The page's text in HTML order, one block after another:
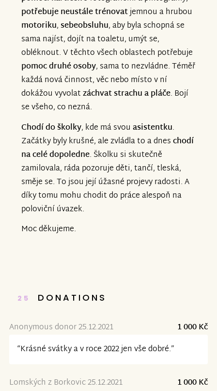
potřebuje neustále trénovatjemnou a hrubou
motoriku,sebeobsluhu, aby byla schopná se
sama najíst, dojít na toaletu, umýt se,
obléknout. V těchto všech oblastech potřebuje
pomoc druhé osoby, sama to nezvládne. Téměř
každá nová činnost, věc nebo místo v ní
dokážou vyvolatzáchvat strachu a pláče. Bojí
se všeho, co nezná.
Chodí do školky, kde má svou asistentku.
Začátky byly krušné, ale zvládla to a dneschodí
na celé dopoledne. Školku si skutečně
zamilovala, ráda pozoruje děti, tančí, tleská,
směje se. To jsou její úžasné projevy radosti. A
díky tomu mohu chodit do práce alespoň na
poloviční úvazek.
Moc děkujeme.
25 DONATIONS
Anonymous donor 25.12.2021
1 000 Kč
“Krásné svátky a v roce 2022 jen vše dobré.”
Lomských z Borkovic 25.12.2021 1 000 Kč